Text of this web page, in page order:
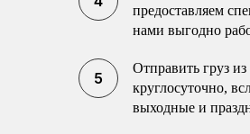
предоставляем
нами выгодно
Отправить груз
круглосуточно,
выходные и